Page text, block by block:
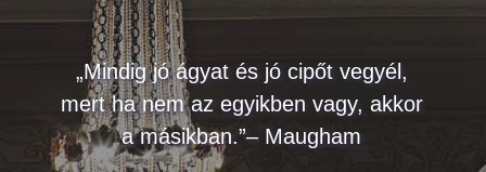
„Mindig jó ágyat és jó cipőt vegyél,
mert ha nem az egyikben vagy, akkor
a másikban.”– Maugham